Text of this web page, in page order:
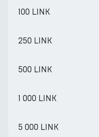
100 LINK
250 LINK
500 LINK
1 000 LINK
5 000 LINK